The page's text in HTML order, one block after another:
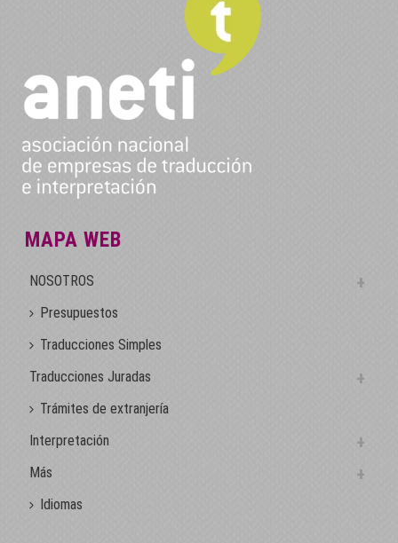
MAPA WEB
NOSOTROS
Presupuestos
Traducciones Simples
Traducciones Juradas
Trámites de extranjería
Interpretación
Más
Idiomas